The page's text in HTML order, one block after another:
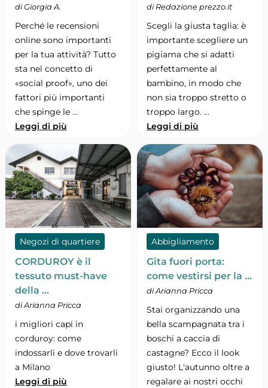
di Giorgia A.
Perché le recensioni
online sono importanti
per la tua attività? Tutto
sta nel concetto di
«social proof», uno dei
fattori più importanti
che spinge le …
Leggi di più
di Redazione prezzo.it
Scegli la giusta taglia: è
importante scegliere un
pigiama che si adatti
perfettamente al
bambino, in modo che
non sia troppo stretto o
troppo largo. …
Leggi di più
Negozi di quartiere
CORDUROY è il
tessuto must-have
della …
di Arianna Pricca
i migliori capi in
corduroy: come
indossarli e dove trovarli
a Milano
Leggi di più
Abbigliamento
Gita fuori porta:
come vestirsi per la …
di Arianna Pricca
Stai organizzando una
bella scampagnata tra i
boschi a caccia di
castagne? Ecco il look
giusto! L'autunno oltre a
regalare ai nostri occhi